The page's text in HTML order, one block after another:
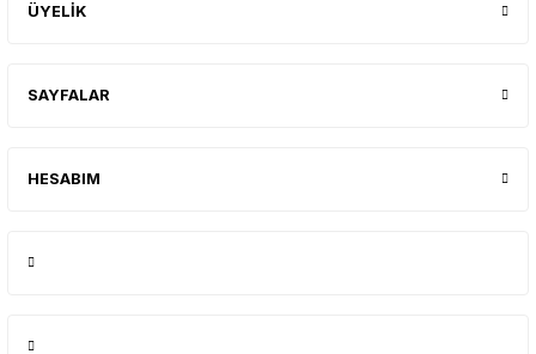
ÜYELİK
SAYFALAR
HESABIM